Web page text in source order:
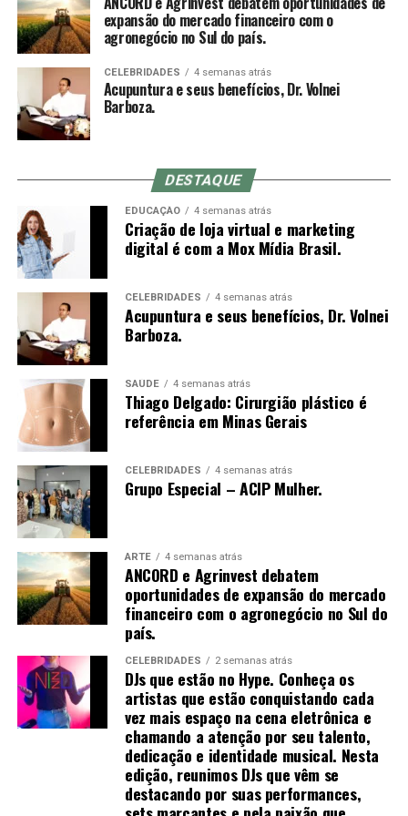
Nacional das Corretoras e Distribuidoras de Títulos e
Valores Mobiliários, Câmbio e Mercadorias) se
Indústria de Intermediação. É também reconhecida pela
qualidade de suas iniciativas educacionais e, por conta de
sua experiência, modernos processos e constantes
do mercado financeiro e de capitais como Entidade
Certificadora e Credenciadora.
Sobre a Agrinvest Commodities
A Agrinvest Commodities é referência em inteligência de
mercado e gestão de risco para o agronegócio brasileiro,
conectando produtores, indústrias e o mercado
financeiro por meio de análises, consultoria e operações
em commodities agrícolas.
muitas vezes optam por inserir a agulha em um
movimento rápido à mão livre até a profundidade
indicada, o que não é possível com o mandril (a
diferença entre o comprimento do mandril e da agulha é
o quanto se conseguirá inserir da agulha no primeiro
movimento).
De-qi (Chinês: 得气; pinyin: dé qì; “chegada de qi”) se
refere a uma alegada sensação de torpor, distensão ou
formigamento elétrico no local da agulha. Se essa
sensação não ocorre, então se justifica dizendo que o
acuponto não foi localizado corretamente, ou a agulha
não foi inserida na profundidade correta, ou houve
manipulação inadequada. Se o de-qi não é
imediatamente sentido no local de inserção da agulha,
várias técnicas de manipulação costumam ser
empregadas para promovê-la, como arrancar, sacudir e
tremer.[61]
Uma vez que o de-qi é observado, técnicas podem ser
utilizadas para “influenciar” o de-qi: por exemplo,
através de certa manipulação, o de-qi pode,
supostamente, ser transferido do local da agulha para
locais mais distantes do corpo. Outras técnicas
objetivam “tonificar” (chinês: 补; pinyin: bǔ) ou “sedar”
(chinês: 泄; pinyin: xiè) o qi.
As primeiras técnicas são usadas em padrões de
deficiência, as últimas em padrões de excesso de energia.
[61] O de-qi é mais importante na acupuntura chinesa,
enquanto os pacientes ocidentais e japoneses podem
não considerá-lo uma parte necessária do tratamento.
expansão do mercado financeiro com o
agronegócio no Sul do país.
CELEBRIDADES 4 semanas atrás
Acupuntura e seus benefícios, Dr. Volnei
Barboza.
DESTAQUE
EDUCAÇÃO 4 semanas atrás
Criação de loja virtual e marketing
digital é com a Mox Mídia Brasil.
CELEBRIDADES 4 semanas atrás
Acupuntura e seus benefícios, Dr. Volnei
Barboza.
SAÚDE 4 semanas atrás
Thiago Delgado: Cirurgião plástico é
referência em Minas Gerais
CELEBRIDADES 4 semanas atrás
Grupo Especial – ACIP Mulher.
ARTE 4 semanas atrás
ANCORD e Agrinvest debatem
oportunidades de expansão do mercado
financeiro com o agronegócio no Sul do
país.
CELEBRIDADES 2 semanas atrás
DJs que estão no Hype. Conheça os
artistas que estão conquistando cada
vez mais espaço na cena eletrônica e
chamando a atenção por seu talento,
dedicação e identidade musical. Nesta
edição, reunimos DJs que vêm se
destacando por suas performances,